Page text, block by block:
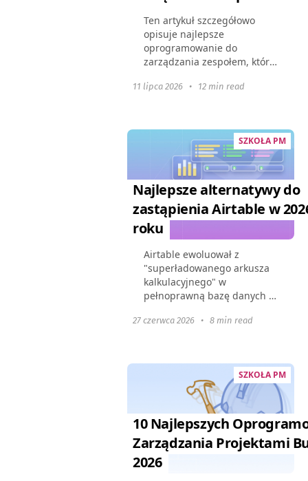
Ten artykuł szczegółowo
opisuje najlepsze
oprogramowanie do
zarządzania zespołem, które
roku. Pokazuje, jak te
współpracę i usprawnić...
11 lipca 2026 • 12 min read
SZKOŁA PM
Najlepsze alternatywy do
zastąpienia Airtable w
roku
Airtable ewoluował z
"superładowanego arkusza
kalkulacyjnego" w
pełnoprawną bazę danych w
zestaw funkcji podniósł ceny.
ograniczeniami...
27 czerwca 2026 • 8 min read
SZKOŁA PM
10 Najlepszych
Zarządzania Projektami
2026